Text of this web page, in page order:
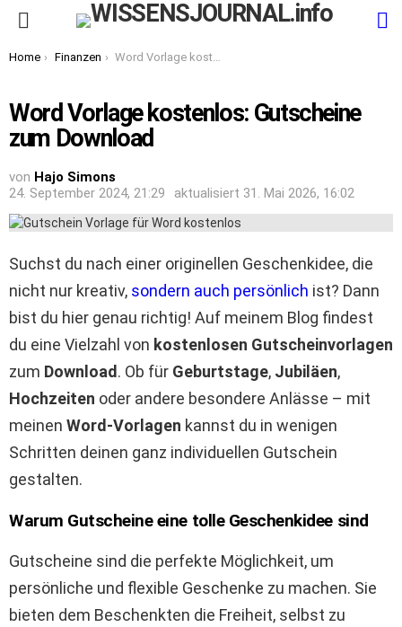
You are here:
Home Finanzen Word Vorlage kostenlos: Gutscheine zum Download
Word Vorlage kostenlos: Gutscheine
zum Download
von Hajo Simons
24. September 2024, 21:29
aktualisiert 31. Mai 2026, 16:02
Suchst du nach einer originellen Geschenkidee, die
nicht nur kreativ, sondern auch persönlich ist? Dann
bist du hier genau richtig! Auf meinem Blog findest
du eine Vielzahl von kostenlosen Gutscheinvorlagen
zum Download . Ob für Geburtstage, Jubiläen,
Hochzeiten oder andere besondere Anlässe – mit
meinen Word-Vorlagen kannst du in wenigen
Schritten deinen ganz individuellen Gutschein
gestalten.
Warum Gutscheine eine tolle Geschenkidee sind
Gutscheine sind die perfekte Möglichkeit, um
persönliche und flexible Geschenke zu machen. Sie
bieten dem Beschenkten die Freiheit, selbst zu